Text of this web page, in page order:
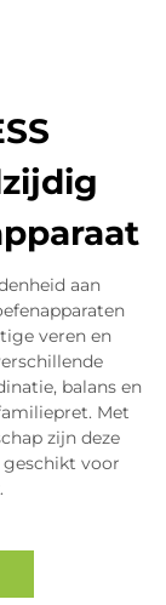
aan
veren en
balans en
Met
zijn deze
voor